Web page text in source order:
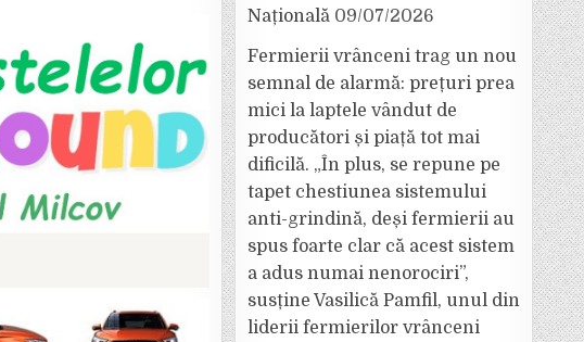
Națională 09/07/2026
Fermierii vrânceni trag un nou
semnal de alarmă: prețuri prea
mici la laptele vândut de
producători și piață tot mai
dificilă. „În plus, se repune pe
tapet chestiunea sistemului
anti-grindină, deși fermierii au
spus foarte clar că acest sistem
a adus numai nenorociri”,
susține Vasilică Pamfil, unul din
liderii fermierilor vrânceni